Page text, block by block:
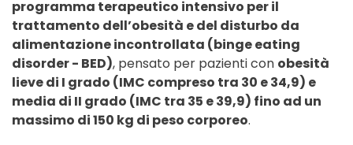
programma terapeutico intensivo per il
trattamento dell’obesità e del disturbo da
alimentazione incontrollata (binge eating
disorder - BED), pensato per pazienti con obesità
lieve di I grado (IMC compreso tra 30 e 34,9) e
media di II grado (IMC tra 35 e 39,9) fino ad un
massimo di 150 kg di peso corporeo.